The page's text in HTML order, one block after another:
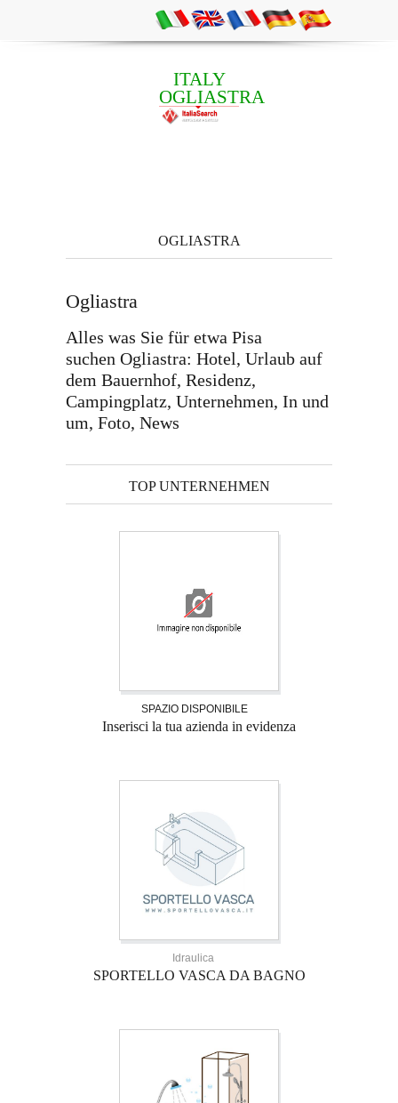
ITALY
OGLIASTRA
OGLIASTRA
Ogliastra
Alles was Sie für etwa Pisa
suchen Ogliastra: Hotel, Urlaub auf
dem Bauernhof, Residenz,
Campingplatz, Unternehmen, In und
um, Foto, News
TOP UNTERNEHMEN
SPAZIO DISPONIBILE
Inserisci la tua azienda in evidenza
Idraulica
SPORTELLO VASCA DA BAGNO